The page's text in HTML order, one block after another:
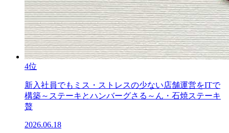
4位
新入社員でもミス・ストレスの少ない店舗運営をITで
構築～ステーキとハンバーグさる～ん・石焼ステーキ
贅
2026.06.18